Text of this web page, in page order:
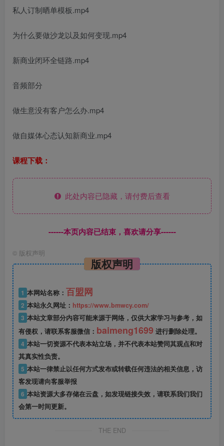
私人订制晒单模板.mp4
为什么要做沙龙以及如何变现.mp4
新商业闭环全链路.mp4
音频部分
做生意没有客户怎么办.mp4
做自媒体心态认知新商业.mp4
课程下载：
此处内容已隐藏，请付费后查看
------本页内容已结束，喜欢请分享------
© 版权声明
版权声明
1 本网站名称： 百盟网
2 本站永久网址： https://www.bmwcy.com/
3 本站文章部分内容可能来源于网络，仅供大家学习与参考，如
有侵权，请联系客服微信： baimeng1699 进行删除处理。
4 本站一切资源不代表本站立场，并不代表本站赞同其观点和对
其真实性负责。
5 本站一律禁止以任何方式发布或转载任何违法的相关信息，访
客发现请向客服举报
6 本站资源大多存储在云盘，如发现链接失效，请联系我们我们
会第一时间更新。
THE END